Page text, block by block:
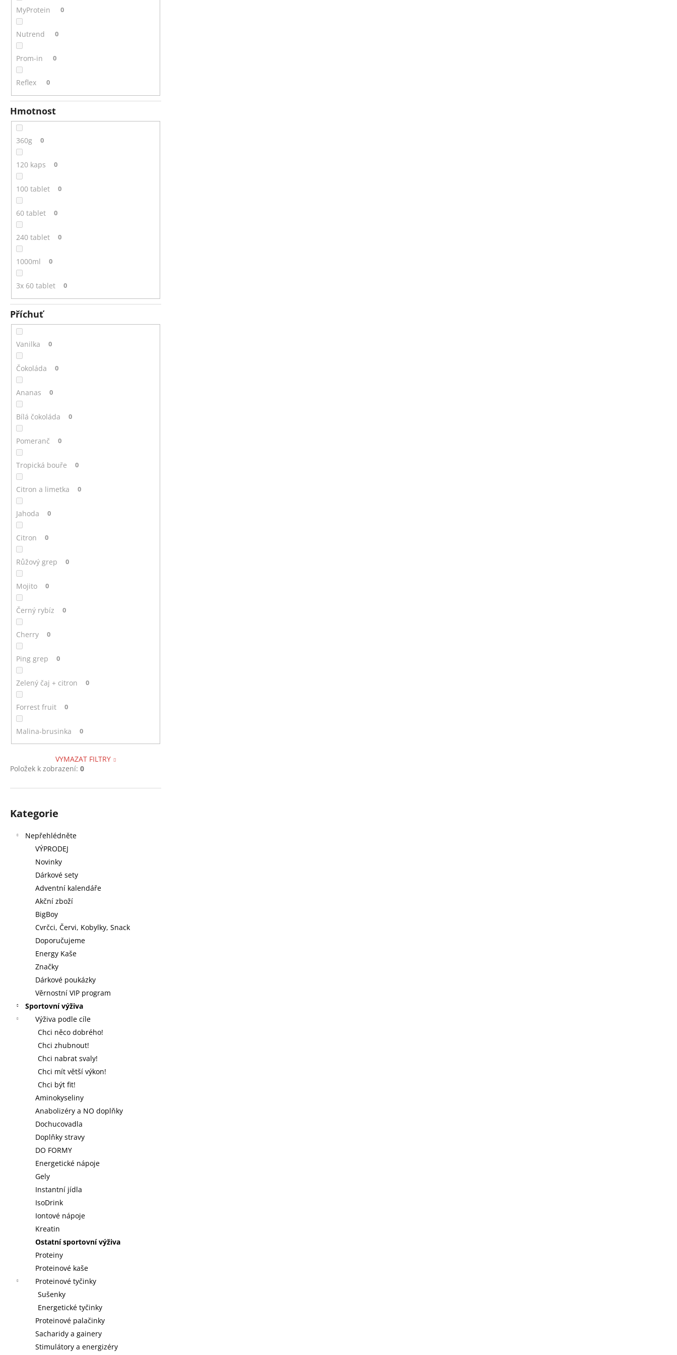
MyProtein 0
Nutrend 0
Prom-in 0
Reflex 0
Hmotnost
360g 0
120 kaps 0
100 tablet 0
60 tablet 0
240 tablet 0
1000ml 0
3x 60 tablet 0
Příchuť
Vanilka 0
Čokoláda 0
Ananas 0
Bílá čokoláda 0
Pomeranč 0
Tropická bouře 0
Citron a limetka 0
Jahoda 0
Citron 0
Růžový grep 0
Mojito 0
Černý rybíz 0
Cherry 0
Ping grep 0
Zelený čaj + citron 0
Forrest fruit 0
Malina-brusinka 0
VYMAZAT FILTRY
Položek k zobrazení: 0
kategorie
Kategorie
Nepřehlédněte
VÝPRODEJ
Novinky
Dárkové sety
Adventní kalendáře
Akční zboží
BigBoy
Cvrčci, Červi, Kobylky, Snack
Doporučujeme
Energy Kaše
Značky
Dárkové poukázky
Věrnostní VIP program
Sportovní výživa
Výživa podle cíle
Chci něco dobrého!
Chci zhubnout!
Chci nabrat svaly!
Chci mít větší výkon!
Chci být fit!
Aminokyseliny
Anabolizéry a NO doplňky
Dochucovadla
Doplňky stravy
DO FORMY
Energetické nápoje
Gely
Instantní jídla
IsoDrink
Iontové nápoje
Kreatin
Ostatní sportovní výživa
Proteiny
Proteinové kaše
Proteinové tyčinky
Sušenky
Energetické tyčinky
Proteinové palačinky
Sacharidy a gainery
Stimulátory a energizéry